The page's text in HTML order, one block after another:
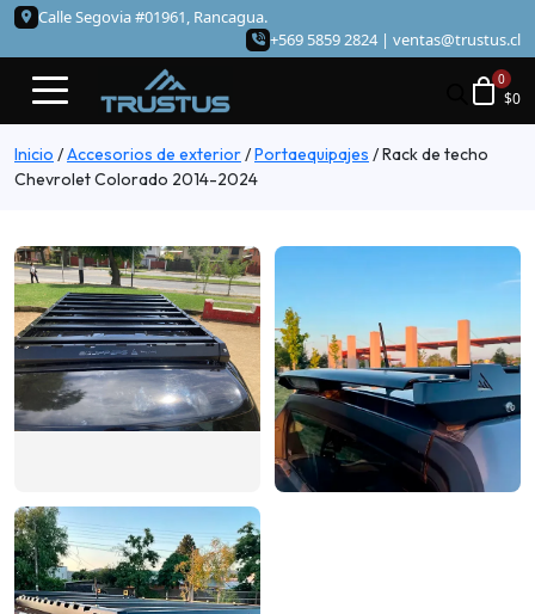
Calle Segovia #01961, Rancagua.
+569 5859 2824 | ventas@trustus.cl
$0
Inicio /Accesorios de exterior/Portaequipajes /Rack de techo
Chevrolet Colorado 2014-2024